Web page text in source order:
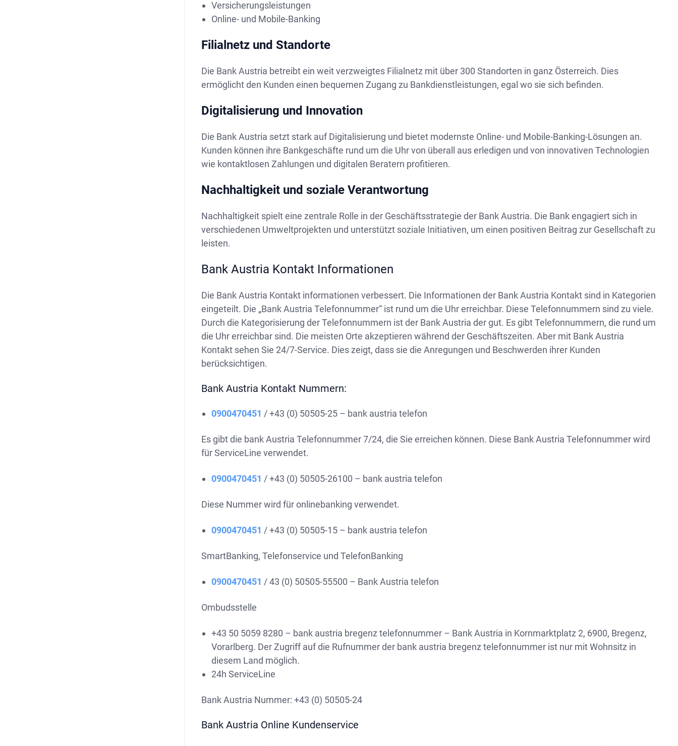
Versicherungsleistungen
Online- und Mobile-Banking
Filialnetz und Standorte
Die Bank Austria betreibt ein weit verzweigtes Filialnetz mit über 300 Standorten in ganz Österreich. Dies
ermöglicht den Kunden einen bequemen Zugang zu Bankdienstleistungen, egal wo sie sich befinden.
Digitalisierung und Innovation
Die Bank Austria setzt stark auf Digitalisierung und bietet modernste Online- und Mobile-Banking-Lösungen an.
Kunden können ihre Bankgeschäfte rund um die Uhr von überall aus erledigen und von innovativen Technologien
wie kontaktlosen Zahlungen und digitalen Beratern profitieren.
Nachhaltigkeit und soziale Verantwortung
Nachhaltigkeit spielt eine zentrale Rolle in der Geschäftsstrategie der Bank Austria. Die Bank engagiert sich in
verschiedenen Umweltprojekten und unterstützt soziale Initiativen, um einen positiven Beitrag zur Gesellschaft zu
leisten.
Bank Austria Kontakt Informationen
Die Bank Austria Kontakt informationen verbessert. Die Informationen der Bank Austria Kontakt sind in Kategorien
eingeteilt. Die „Bank Austria Telefonnummer“ ist rund um die Uhr erreichbar. Diese Telefonnummern sind zu viele.
Durch die Kategorisierung der Telefonnummern ist der Bank Austria der gut. Es gibt Telefonnummern, die rund um
die Uhr erreichbar sind. Die meisten Orte akzeptieren während der Geschäftszeiten. Aber mit Bank Austria
Kontakt sehen Sie 24/7-Service. Dies zeigt, dass sie die Anregungen und Beschwerden ihrer Kunden
berücksichtigen.
Bank Austria Kontakt Nummern:
0900470451 / +43 (0) 50505-25 – bank austria telefon
Es gibt die bank Austria Telefonnummer 7/24, die Sie erreichen können. Diese Bank Austria Telefonnummer wird
für ServiceLine verwendet.
0900470451 / +43 (0) 50505-26100 – bank austria telefon
Diese Nummer wird für onlinebanking verwendet.
0900470451 / +43 (0) 50505-15 – bank austria telefon
SmartBanking, Telefonservice und TelefonBanking
0900470451 / 43 (0) 50505-55500 – Bank Austria telefon
Ombudsstelle
+43 50 5059 8280 – bank austria bregenz telefonnummer – Bank Austria in Kornmarktplatz 2, 6900, Bregenz,
Vorarlberg. Der Zugriff auf die Rufnummer der bank austria bregenz telefonnummer ist nur mit Wohnsitz in
diesem Land möglich.
24h ServiceLine
Bank Austria Nummer: +43 (0) 50505-24
Bank Austria Online Kundenservice